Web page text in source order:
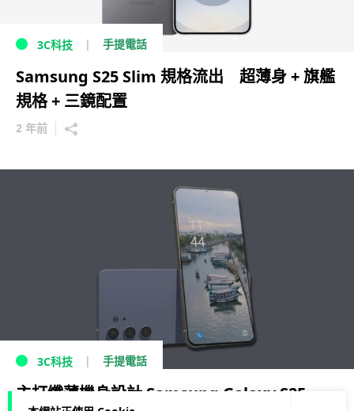
3C科技 手提電話
Samsung S25 Slim 規格流出 超薄身 + 旗艦
規格 + 三鏡配置
2 年前
3C科技 手提電話
主打纖薄機身設計 Samsung Galaxy S25